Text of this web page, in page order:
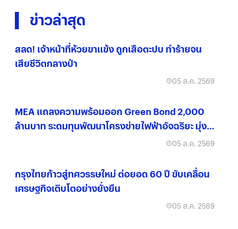
ข่าวล่าสุด
สลด! เจ้าหน้าที่ห้วยขาแข้ง ถูกเสือตะปบ ทำร้ายจน
เสียชีวิตกลางป่า
05 ส.ค. 2569
MEA แถลงความพร้อมออก Green Bond 2,000
ล้านบาท ระดมทุนพัฒนาโครงข่ายไฟฟ้าอัจฉริยะ มุ่งสู่
05 ส.ค. 2569
กรุงไทยก้าวสู่ทศวรรษใหม่ ต่อยอด 60 ปี ขับเคลื่อน
เศรษฐกิจเติบโตอย่างยั่งยืน
05 ส.ค. 2569